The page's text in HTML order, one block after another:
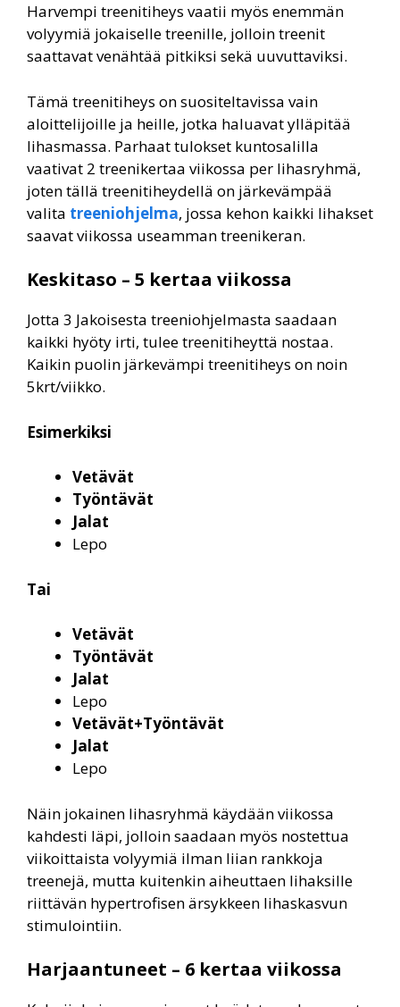
Harvempi treenitiheys vaatii myös enemmän
volyymiä jokaiselle treenille, jolloin treenit
saattavat venähtää pitkiksi sekä uuvuttaviksi.
Tämä treenitiheys on suositeltavissa vain
aloittelijoille ja heille, jotka haluavat ylläpitää
lihasmassa. Parhaat tulokset kuntosalilla
vaativat 2 treenikertaa viikossa per lihasryhmä,
joten tällä treenitiheydellä on järkevämpää
valita treeniohjelma, jossa kehon kaikki lihakset
saavat viikossa useamman treenikeran.
Keskitaso – 5 kertaa viikossa
Jotta 3 Jakoisesta treeniohjelmasta saadaan
kaikki hyöty irti, tulee treenitiheyttä nostaa.
Kaikin puolin järkevämpi treenitiheys on noin
5krt/viikko.
Esimerkiksi
Vetävät
Työntävät
Jalat
Lepo
Tai
Vetävät
Työntävät
Jalat
Lepo
Vetävät+Työntävät
Jalat
Lepo
Näin jokainen lihasryhmä käydään viikossa
kahdesti läpi, jolloin saadaan myös nostettua
viikoittaista volyymiä ilman liian rankkoja
treenejä, mutta kuitenkin aiheuttaen lihaksille
riittävän hypertrofisen ärsykkeen lihaskasvun
stimulointiin.
Harjaantuneet – 6 kertaa viikossa